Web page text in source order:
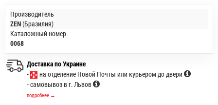
Производитель
ZEN(Бразилия)
Каталожный номер
0068
Доставка по Украине
-
на отделение Новой Почты или курьером до двери
- самовывоз в г. Львов
подробнее →